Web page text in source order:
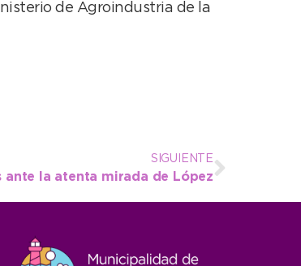
de Agroindustria de la
SIGUIENTE
ante la atenta mirada de López